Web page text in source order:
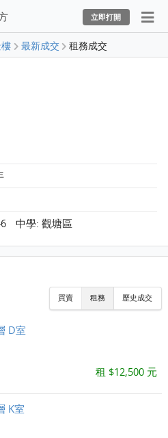
立即打開
最新成交 租務成交
中學: 觀塘區
買賣 租務 歷史成交
D室
租 $12,500 元
K室